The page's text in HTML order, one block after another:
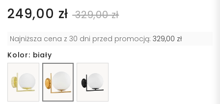
249,00 zł 329,00 zł
Najniższa cena z 30 dni przed promocją: 329,00 zł
Kolor: biały